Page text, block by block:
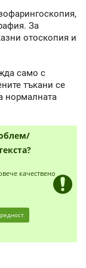
За
отоскопия и
само с
тъкани се
нормалната
качествено